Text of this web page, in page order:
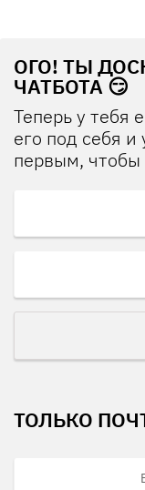
ОГО! ТЫ
ЧАТБОТА 😏
Теперь у тебя
его под себя
первым, чтобы
ТОЛЬКО